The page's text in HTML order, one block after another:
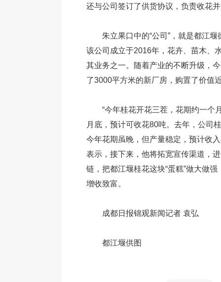
还与公司签订了供货协议，负责收花
朱立果口中的“公司”，就是都江
该公司成立于2016年，花卉、苗木、
其业务之一。随着产业的不断升级，
了3000平方米的新厂房，购置了价值
“今年桂花开花三茬，花期约一个
月底，预计可收花80吨。去年，公司
今年花期虽晚，但产量稳定，预计收
表示，接下来，他将拓宽宣传渠道，
链，把都江堰桂花这块“蛋糕”做大做
增收致富。
成都日报锦观新闻记者 袁弘
都江堰供图